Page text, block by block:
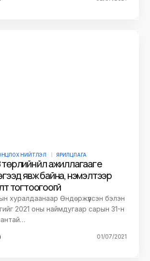
НИЙТЛЭЛ ЯРИЛЦЛАГА
төрлийн үйл ажиллагааг үе
явж байна, нэмэлтээр
тогтоогоогүй
хуралдаанаар Өндөржүүлсэн бэлэн
2021 оны наймдугаар сарын 31-н
01/07/2021